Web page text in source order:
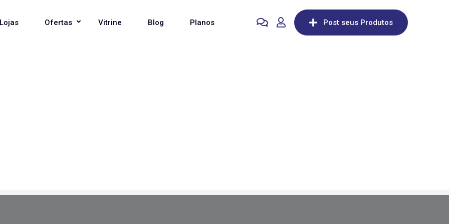
Lojas Ofertas Vitrine Blog Planos Post seus Produtos